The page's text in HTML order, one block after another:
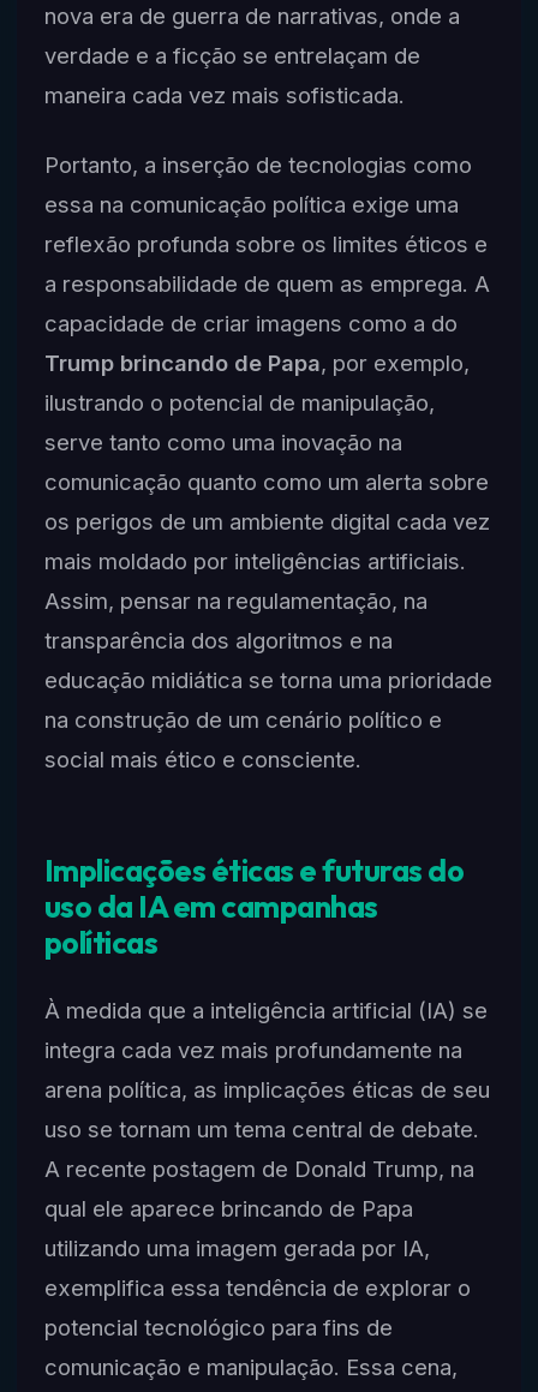
nova era de guerra de narrativas, onde a
verdade e a ficção se entrelaçam de
maneira cada vez mais sofisticada.
Portanto, a inserção de tecnologias como
essa na comunicação política exige uma
reflexão profunda sobre os limites éticos e
a responsabilidade de quem as emprega. A
capacidade de criar imagens como a do
Trump brincando de Papa, por exemplo,
ilustrando o potencial de manipulação,
serve tanto como uma inovação na
comunicação quanto como um alerta sobre
os perigos de um ambiente digital cada vez
mais moldado por inteligências artificiais.
Assim, pensar na regulamentação, na
transparência dos algoritmos e na
educação midiática se torna uma prioridade
na construção de um cenário político e
social mais ético e consciente.
Implicações éticas e futuras do
uso da IA em campanhas
políticas
À medida que a inteligência artificial (IA) se
integra cada vez mais profundamente na
arena política, as implicações éticas de seu
uso se tornam um tema central de debate.
A recente postagem de Donald Trump, na
qual ele aparece brincando de Papa
utilizando uma imagem gerada por IA,
exemplifica essa tendência de explorar o
potencial tecnológico para fins de
comunicação e manipulação. Essa cena,